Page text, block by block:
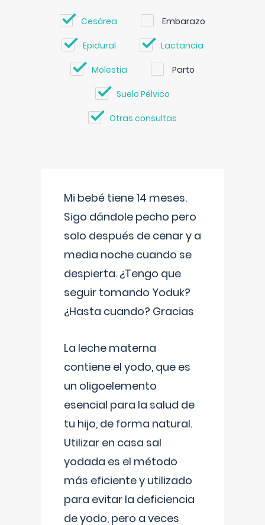
Cesárea Embarazo
Epidural Lactancia
Molestia Parto
Suelo Pélvico
Otras consultas
Mi bebé tiene 14 meses.
Sigo dándole pecho pero
solo después de cenar y a
media noche cuando se
despierta. ¿Tengo que
seguir tomando Yoduk?
¿Hasta cuando? Gracias
La leche materna
contiene el yodo, que es
un oligoelemento
esencial para la salud de
tu hijo, de forma natural.
Utilizar en casa sal
yodada es el método
más eficiente y utilizado
para evitar la deficiencia
de yodo, pero a veces